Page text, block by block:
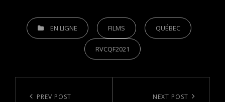
CATEGORIESEN LIGNE FILMS QUÉBEC
RVCQF2021
Previous
PREV POST NEXT POST